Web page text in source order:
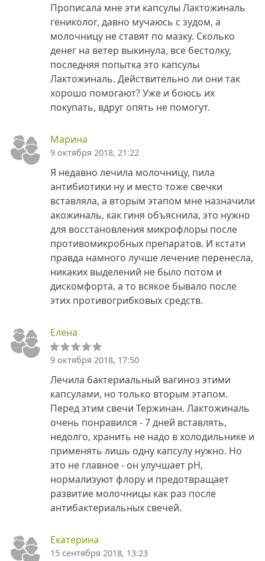
Прописала мне эти капсулы Лактожиналь
гениколог, давно мучаюсь с зудом, а
молочницу не ставят по мазку. Сколько
денег на ветер выкинула, все бестолку,
последняя попытка это капсулы
Лактожиналь. Действительно ли они так
хорошо помогают? Уже и боюсь их
покупать, вдруг опять не помогут.
Марина
9 октября 2018, 21:22
Я недавно лечила молочницу, пила
антибиотики ну и место тоже свечки
вставляла, а вторым этапом мне назначили
акожиналь, как гиня объяснила, это нужно
для восстановления микрофлоры после
противомикробных препаратов. И кстати
правда намного лучше лечение перенесла,
никаких выделений не было потом и
дискомфорта, а то всякое бывало после
этих противогрибковых средств.
Елена
9 октября 2018, 17:50
Лечила бактериальный вагиноз этими
капсулами, но только вторым этапом.
Перед этим свечи Тержинан. Лактожиналь
очень понравился - 7 дней вставлять,
недолго, хранить не надо в холодильнике и
применять лишь одну капсулу нужно. Но
это не главное - он улучшает pH,
нормализуют флору и предотвращает
развитие молочницы как раз после
антибактериальных свечей.
Екатерина
15 сентября 2018, 13:23